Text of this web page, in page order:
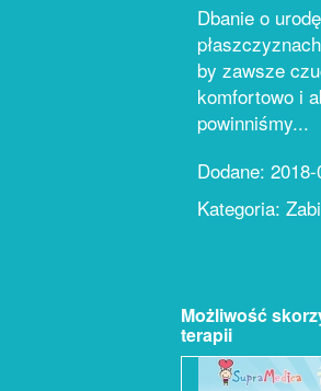
Dbanie o
by zawsze
komfortowo i
powinniśmy...
Dodane:
Kategoria:
Możliwość
terapii